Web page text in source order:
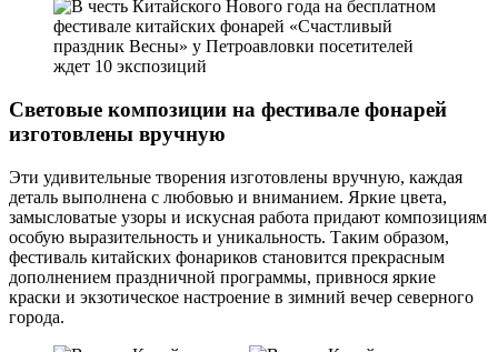
Световые композиции на фестивале фонарей
изготовлены вручную
Эти удивительные творения изготовлены вручную, каждая
деталь выполнена с любовью и вниманием. Яркие цвета,
замысловатые узоры и искусная работа придают композициям
особую выразительность и уникальность. Таким образом,
фестиваль китайских фонариков становится прекрасным
дополнением праздничной программы, привнося яркие
краски и экзотическое настроение в зимний вечер северного
города.